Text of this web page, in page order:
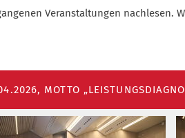
Veranstaltungen
MOTTO